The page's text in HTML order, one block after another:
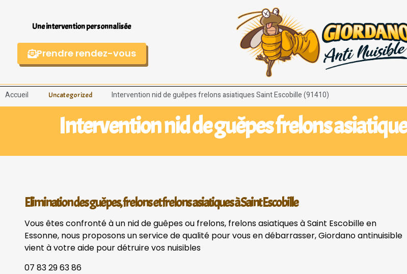
Une intervention personnalisée
Prendre rendez-vous
Accueil Uncategorized Intervention nid de guêpes frelons asiatiques Saint Escobille (91410)
Intervention nid de guêpes frelons
Elimination des guêpes, frelons et frelons asiatiques à Saint Escobille
Vous êtes confronté à un nid de guêpes ou frelons, frelons asiatiques à Saint Escobille en
Essonne, nous proposons un service de qualité pour vous en débarrasser, Giordano antinuisible
vient à votre aide pour détruire vos nuisibles
07 83 29 63 86